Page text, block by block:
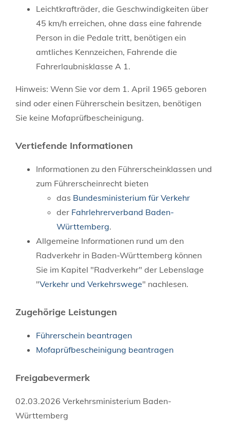
Leichtkrafträder, die Geschwindigkeiten über
45 km/h erreichen, ohne dass eine fahrende
Person in die Pedale tritt, benötigen ein
amtliches Kennzeichen, Fahrende die
Fahrerlaubnisklasse A 1.
Hinweis: Wenn Sie vor dem 1. April 1965 geboren
sind oder einen Führerschein besitzen, benötigen
Sie keine Mofaprüfbescheinigung.
Vertiefende Informationen
Informationen zu den Führerscheinklassen und
zum Führerscheinrecht bieten
das Bundesministerium für Verkehr
der Fahrlehrerverband Baden-
Württemberg.
Allgemeine Informationen rund um den
Radverkehr in Baden-Württemberg können
Sie im Kapitel "Radverkehr" der Lebenslage
"Verkehr und Verkehrswege" nachlesen.
Zugehörige Leistungen
Führerschein beantragen
Mofaprüfbescheinigung beantragen
Freigabevermerk
02.03.2026 Verkehrsministerium Baden-
Württemberg